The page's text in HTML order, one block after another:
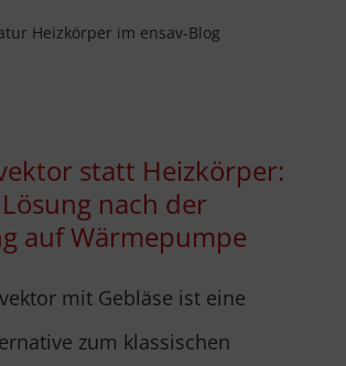
Heizkörper im ensav-Blog
statt Heizkörper:
nach der
auf Wärmepumpe
mit Gebläse ist eine
zum klassischen